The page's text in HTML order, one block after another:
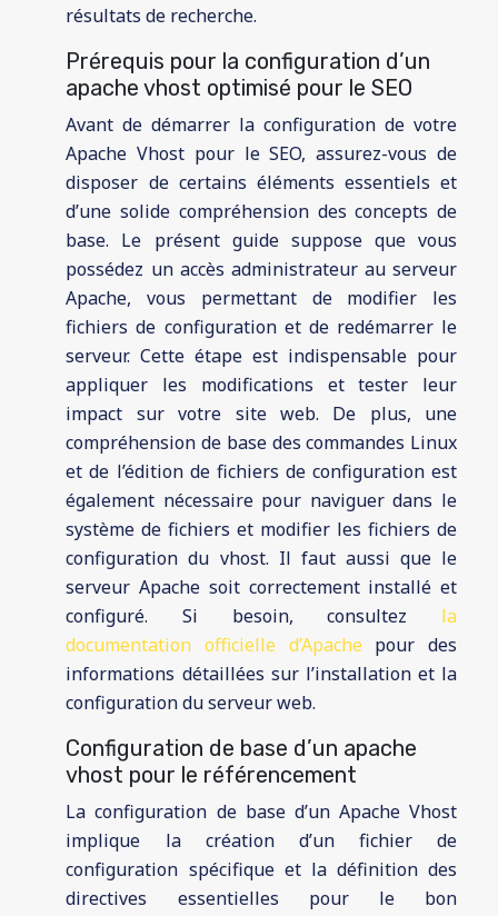
résultats de recherche.
Prérequis pour la configuration d’un
apache vhost optimisé pour le SEO
Avant de démarrer la configuration de votre
Apache Vhost pour le SEO, assurez-vous de
disposer de certains éléments essentiels et
d’une solide compréhension des concepts de
base. Le présent guide suppose que vous
possédez un accès administrateur au serveur
Apache, vous permettant de modifier les
fichiers de configuration et de redémarrer le
serveur. Cette étape est indispensable pour
appliquer les modifications et tester leur
impact sur votre site web. De plus, une
compréhension de base des commandes Linux
et de l’édition de fichiers de configuration est
également nécessaire pour naviguer dans le
système de fichiers et modifier les fichiers de
configuration du vhost. Il faut aussi que le
serveur Apache soit correctement installé et
configuré. Si besoin, consultez la
documentation officielle d’Apache pour des
informations détaillées sur l’installation et la
configuration du serveur web.
Configuration de base d’un apache
vhost pour le référencement
La configuration de base d’un Apache Vhost
implique la création d’un fichier de
configuration spécifique et la définition des
directives essentielles pour le bon